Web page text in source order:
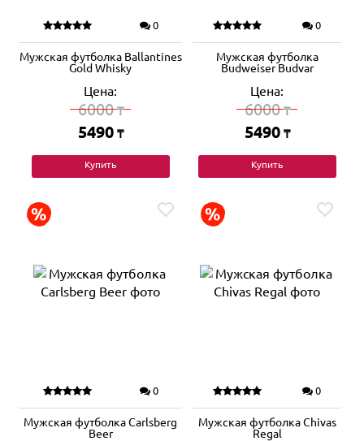
0
Мужская футболка Ballantines
Gold Whisky
Цена:
6000₸
5490 ₸
Купить
0
Мужская футболка
Budweiser Budvar
Цена:
6000₸
5490 ₸
Купить
0
Мужская футболка Carlsberg
Beer
0
Мужская футболка Chivas
Regal